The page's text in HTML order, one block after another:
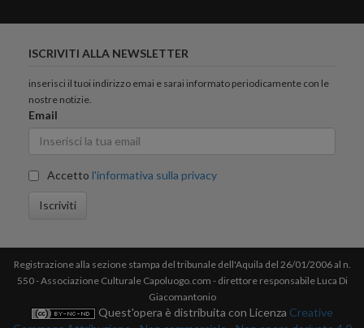
ISCRIVITI ALLA NEWSLETTER
inserisci il tuoi indirizzo emai e sarai informato periodicamente con le
nostre notizie.
Email
Accetto l'informativa sulla privacy
Iscriviti
Registrazione alla sezione stampa del tribunale dell'Aquila del 26/01/2006 al n.
550 - Associazione Culturale Capoluogo.com - direttore responsabile Luca Di
Giacomantonio
Quest'opera è distribuita con Licenza Creative